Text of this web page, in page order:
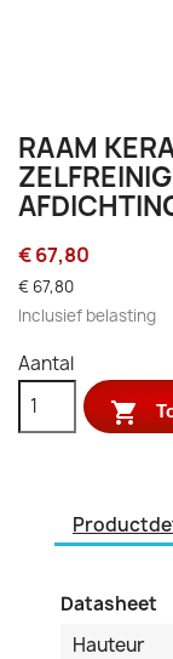
RAAM
€ 67,80
€ 67,80
Inclusief belasting
Aantal

Datasheet
Hauteur